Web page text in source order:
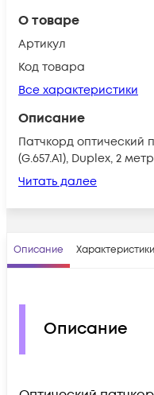
О товаре
Артикул
Код товара
Все характеристики
Описание
Патчкорд оптический
(G.657.A1), Duplex, 2
Читать далее
Описание Характеристики
Описание